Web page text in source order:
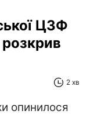
ЦЗФ
2 хв
опинилося